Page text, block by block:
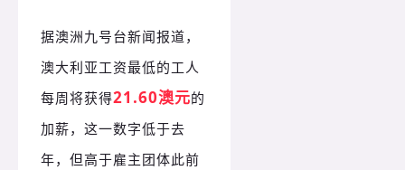
据澳洲九号台新闻报道，
澳大利亚工资最低的工人
每周将获得21.60澳元的
加薪，这一数字低于去
年，但高于雇主团体此前